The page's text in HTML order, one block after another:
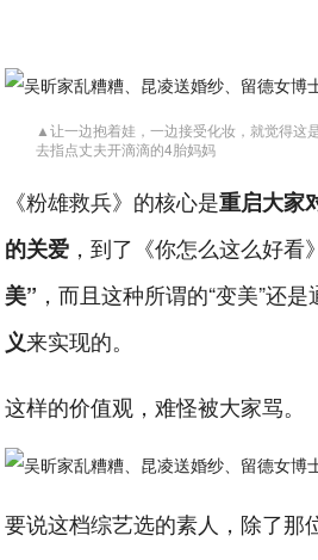
▲让一边抱着娃，一边接受化妆，就觉得这
去指点丈夫开滴滴的4胎妈妈
《粉雄救兵》的核心是重启大家
的关爱 ，到了《你怎么这么好看
美” ，而且这种所谓的“变美”还是
义来实现的。
这样的价值观，难怪被大家骂。
要说这档综艺选的素人，除了那